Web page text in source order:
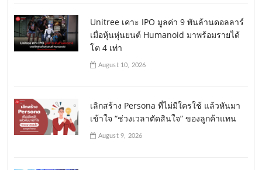
Unitree เคาะ IPO มูลค่า 9 พันล้านดอลลาร์
เมื่อหุ้นหุ่นยนต์ Humanoid มาพร้อมรายได้
โต 4 เท่า
August 10, 2026
เลิกสร้าง Persona ที่ไม่มีใครใช้ แล้วหันมา
เข้าใจ “ช่วงเวลาตัดสินใจ” ของลูกค้าแทน
August 9, 2026